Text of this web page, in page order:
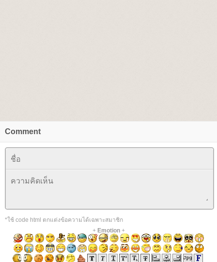
Comment
*ใช้ code html ตกแต่งข้อความได้เฉพาะสมาชิก
+ Emotion+